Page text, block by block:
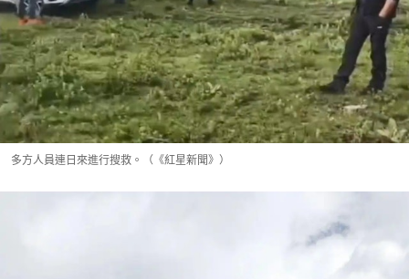
多方人員連日來進行搜救。（《紅星新聞》）